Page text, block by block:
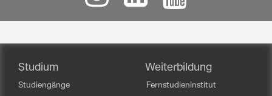
Studium
Studiengänge
Weiterbildung
Fernstudieninstitut